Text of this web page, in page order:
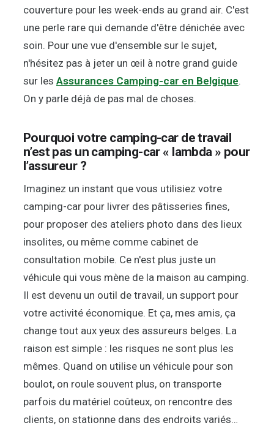
couverture pour les week-ends au grand air. C'est
une perle rare qui demande d'être dénichée avec
soin. Pour une vue d'ensemble sur le sujet,
n'hésitez pas à jeter un œil à notre grand guide
sur les Assurances Camping-car en Belgique.
On y parle déjà de pas mal de choses.
Pourquoi votre camping-car de travail
n’est pas un camping-car « lambda » pour
l’assureur ?
Imaginez un instant que vous utilisiez votre
camping-car pour livrer des pâtisseries fines,
pour proposer des ateliers photo dans des lieux
insolites, ou même comme cabinet de
consultation mobile. Ce n'est plus juste un
véhicule qui vous mène de la maison au camping.
Il est devenu un outil de travail, un support pour
votre activité économique. Et ça, mes amis, ça
change tout aux yeux des assureurs belges. La
raison est simple : les risques ne sont plus les
mêmes. Quand on utilise un véhicule pour son
boulot, on roule souvent plus, on transporte
parfois du matériel coûteux, on rencontre des
clients, on stationne dans des endroits variés…